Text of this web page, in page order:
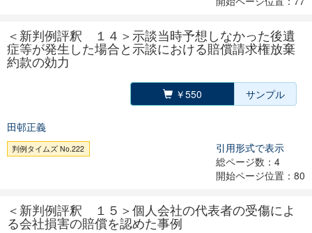
＜新判例評釈 １４＞示談当時予想しなかった後遺
症等が発生した場合と示談における賠償請求権放棄
約款の効力
￥550 サンプル
田邨正義
判例タイムズ No.222
引用形式で表示
総ページ数：4
開始ページ位置：80
＜新判例評釈 １５＞個人会社の代表者の受傷によ
る会社損害の賠償を認めた事例